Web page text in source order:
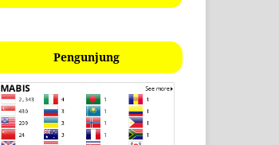
Pengunjung